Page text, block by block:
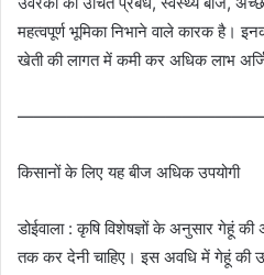
महत्वपूर्ण भूमिका निभाने वाले कारक है।
खेती की लागत में कमी कर अधिक लाभ
किसानों के लिए यह बीज अधिक उपयोगी
डोईवाला : कृषि विशेषज्ञों के अनुसार गेहूं
तक कर देनी चाहिए। इस अवधि में गेहूं की